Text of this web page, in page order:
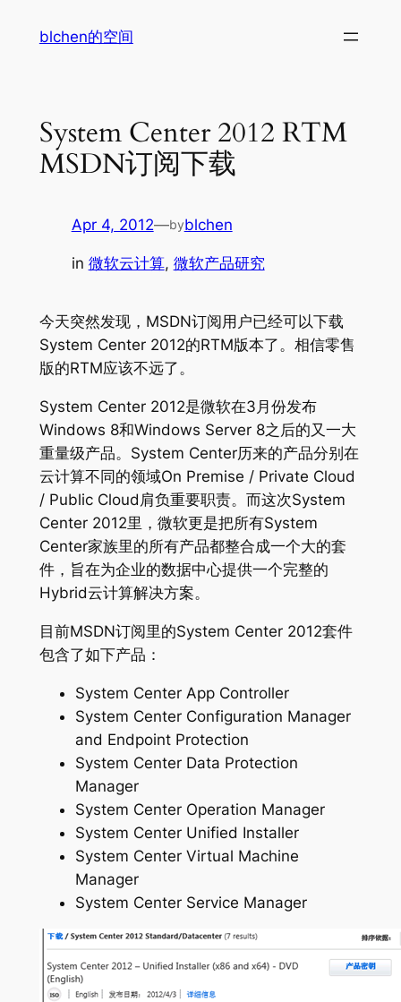
blchen的空间
System Center 2012 RTM
MSDN订阅下载
Apr 4, 2012—byblchen
in 微软云计算, 微软产品研究
今天突然发现，MSDN订阅用户已经可以下载
System Center 2012的RTM版本了。相信零售
版的RTM应该不远了。
System Center 2012是微软在3月份发布
Windows 8和Windows Server 8之后的又一大
重量级产品。System Center历来的产品分别在
云计算不同的领域On Premise / Private Cloud
/ Public Cloud肩负重要职责。而这次System
Center 2012里，微软更是把所有System
Center家族里的所有产品都整合成一个大的套
件，旨在为企业的数据中心提供一个完整的
Hybrid云计算解决方案。
目前MSDN订阅里的System Center 2012套件
包含了如下产品：
System Center App Controller
System Center Configuration Manager
and Endpoint Protection
System Center Data Protection
Manager
System Center Operation Manager
System Center Unified Installer
System Center Virtual Machine
Manager
System Center Service Manager